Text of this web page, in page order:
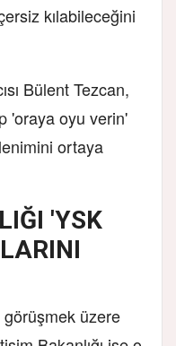
kılabileceğini
Bülent Tezcan,
'oraya oyu verin'
ortaya
'YSK
görüşmek üzere